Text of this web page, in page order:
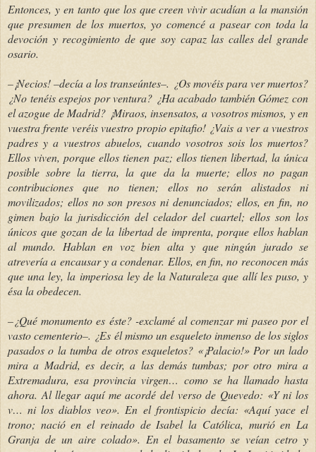
Entonces, y en tanto que los que creen vivir acudían a la mansión
que presumen de los muertos, yo comencé a pasear con toda la
devoción y recogimiento de que soy capaz las calles del grande
osario.
–¡Necios! –decía a los transeúntes–. ¿Os movéis para ver muertos?
¿No tenéis espejos por ventura? ¿Ha acabado también Gómez con
el azogue de Madrid? ¡Miraos, insensatos, a vosotros mismos, y en
vuestra frente veréis vuestro propio epitafio! ¿Vais a ver a vuestros
padres y a vuestros abuelos, cuando vosotros sois los muertos?
Ellos viven, porque ellos tienen paz; ellos tienen libertad, la única
posible sobre la tierra, la que da la muerte; ellos no pagan
contribuciones que no tienen; ellos no serán alistados ni
movilizados; ellos no son presos ni denunciados; ellos, en fin, no
gimen bajo la jurisdicción del celador del cuartel; ellos son los
únicos que gozan de la libertad de imprenta, porque ellos hablan
al mundo. Hablan en voz bien alta y que ningún jurado se
atrevería a encausar y a condenar. Ellos, en fin, no reconocen más
que una ley, la imperiosa ley de la Naturaleza que allí les puso, y
ésa la obedecen.
–¿Qué monumento es éste? -exclamé al comenzar mi paseo por el
vasto cementerio–. ¿Es él mismo un esqueleto inmenso de los siglos
pasados o la tumba de otros esqueletos? «¡Palacio!» Por un lado
mira a Madrid, es decir, a las demás tumbas; por otro mira a
Extremadura, esa provincia virgen… como se ha llamado hasta
ahora. Al llegar aquí me acordé del verso de Quevedo: «Y ni los
v… ni los diablos veo». En el frontispicio decía: «Aquí yace el
trono; nació en el reinado de Isabel la Católica, murió en La
Granja de un aire colado». En el basamento se veían cetro y